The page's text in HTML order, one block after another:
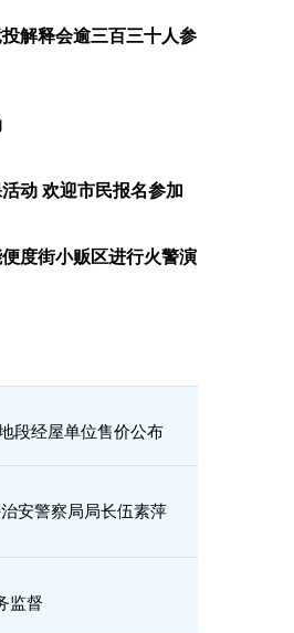
解释会逾三百三十人参
动 欢迎市民报名参加
度街小贩区进行火警演
段经屋单位售价公布
安警察局局长伍素萍
监督